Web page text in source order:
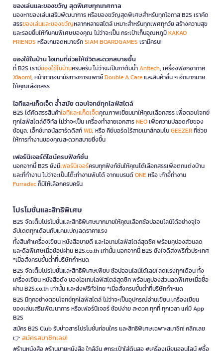
ของเล่นและของขวัญ สุดพิเศษทุกเทศกาล
มองหาของเล่นเสริมพัฒนาการ หรือของขวัญสุดพิเศษสำหรับทุกโอกาส B2S เราคัด
สรรของเล่นและของขวัญหลากหลายสไตล์ เหมาะสำหรับทุกเพศทุกวัย สร้างความสุข
และรอยยิ้มให้กับคนพิเศษของคุณ ไม่ว่าจะเป็น กระเป๋าเก็บอุณหภูมิKAKAO
FRIENDS หรือเกมจดหมายรักSIAM BOARDGAMES เรามีครบ!
ของใช้ในบ้าน ไอเทมที่ช่วยให้ชีวิตสะดวกสบายขึ้น
ที่ B2S เรามีของใช้ในบ้านครบครัน ไม่ว่าจะเป็นกาต้มน้ำAnitech, เครื่องฟอกอากาศ
Xiaomi, หน้ากากอนามัยทางการแพทย์Double A Careและสินค้าอื่น ๆ อีกมากมาย
ให้คุณเลือกสรร
ไอทีและแก็ดเจ็ต ล้ำสมัย ตอบโจทย์ทุกไลฟ์สไตล์
B2S ได้คัดสรรสินค้าไอทีและแก็ดเจ็ตคุณภาพเยี่ยมมาให้คุณเลือกสรร เพื่อตอบโจทย์
ทุกไลฟ์สไตล์ดิจิทัล ไม่ว่าจะเป็น เครื่องทำลายเอกสารNEOเพื่อความปลอดภัยของ
ข้อมูล, เอ็กซ์เทอนัลฮาร์ดดิสก์WD, หรือ คีย์บอร์ดไร้สายเมาส์คอมโบGEEZERที่ช่วย
ให้การทำงานของคุณสะดวกสบายยิ่งขึ้น
เฟอร์นิเจอร์ดีไซน์ครบฟังก์ชั่น
นอกจากนี้ B2S ยังมีเฟอร์นิเจอร์ครบทุกฟังก์ชันให้คุณได้เลือกสรรเพื่อตกแต่งบ้าน
และที่ทำงาน ไม่ว่าจะเป็นโต๊ะทำงานพับได้ จากแบรนด์ONEหรือ เก้าอี้ทำงาน
Furradecก็มีให้เลือกครบครัน
โปรโมชั่นและสิทธิพิเศษ
B2S จัดเต็มโปรโมชั่นและสิทธิพิเศษมากมายให้คุณเลือกช้อปออนไลน์ได้อย่างจุใจ
อัปเดตทุกเดือนกับแคมเปญลดราคาแรง
ทั้งสินค้าเครื่องเขียน หนังสือขายดี และไอเทมไลฟ์สไตล์สุดชิค พร้อมคูปองส่วนลด
และดีลพิเศษเมื่อช้อปผ่าน B2S.co.th เท่านั้น นอกจากนี้ B2S ยังใจดีส่งฟรีทั่วประเทศ
*เมื่อสั่งครบขั้นต่ำที่บริษัทกำหนด
B2S จัดเต็มโปรโมชั่นและสิทธิพิเศษเพียบ ช้อปออนไลน์ได้เลย! ลดแรงทุกเดือน ทั้ง
เครื่องเขียน หนังสือดัง ของไอเทมไลฟ์สไตล์สุดชิค พร้อมคูปองส่วนลดพิเศษเมื่อซื้อ
ผ่าน B2S.co.th เท่านั้น และส่งฟรีทั่วไทย *เมื่อสั่งครบขั้นต่ำที่บริษัทกำหนด
B2S มีทุกอย่างตอบโจทย์ทุกไลฟ์สไตล์ ไม่ว่าจะเป็นอุปกรณ์อ่านเขียน เครื่องเขียน
ของเล่นเสริมพัฒนาการ หรือเฟอร์นิเจอร์ ช้อปง่าย สะดวก ทุกที่ ทุกเวลา แค่มี App
B2S
สมัคร B2S Club รับข่าวสารโปรโมชั่นก่อนใคร และสิทธิพิเศษเฉพาะสมาชิก! คลิกเลย
👉 สมัครสมาชิกเลย!
#ร้านหนังสือ #ร้านขายหนังสือ ใกล้ฉัน #กระเป๋าใส่ดินสอ #เครื่องเขียนออนไลน์ #ซื้อ